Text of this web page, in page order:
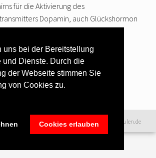
uns bei der Bereitstellung
und Dienste. Durch die
der Webseite stimmen Sie
von Cookies zu.
Cookies erlauben
für die Aktivierung des
Dopamin, auch Glückshormon
Für besonders viel Dopamin ist also
Die Kochschule cookst du! bietet
|
©2016 www.excellence-kochschulen.de